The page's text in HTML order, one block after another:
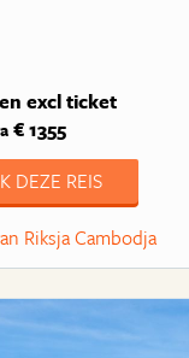
excl ticket
€ 1355
DEZE REIS
Riksja Cambodja